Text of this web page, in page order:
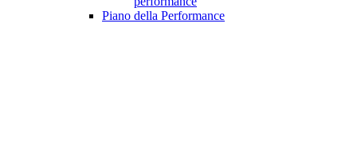
Piano della Performance